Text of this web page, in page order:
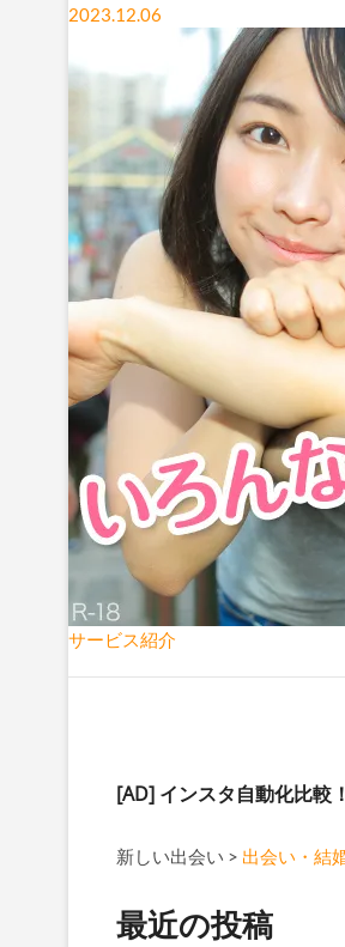
2023.12.06
サービス紹介
[AD] インスタ自動化比較
新しい出会い > 出会い・結
最近の投稿